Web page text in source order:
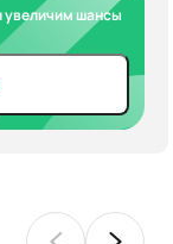
увеличим шансы